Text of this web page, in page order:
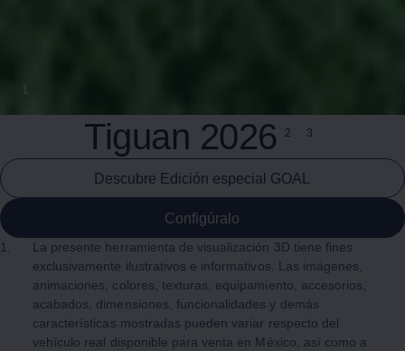
1
Tiguan 2026 2 3
Descubre Edición especial GOAL
Configúralo
1.
La presente herramienta de visualización 3D tiene fines
exclusivamente ilustrativos e informativos. Las imágenes,
animaciones, colores, texturas, equipamiento, accesorios,
acabados, dimensiones, funcionalidades y demás
características mostradas pueden variar respecto del
vehículo real disponible para venta en México, así como a